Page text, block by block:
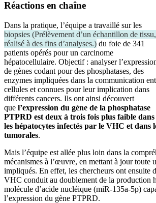
Réactions en chaîne
Dans la pratique, l’équipe a travaillé sur les
biopsies (Prélèvement d’un échantillon de tissu,
réalisé à des fins d’analyses.) du foie de 341
patients opérés pour un carcinome
hépatocellulaire. Objectif : analyser
de gènes codant pour des phosphatases, des
enzymes impliquées dans la communication
cellules et connues pour leur implication dans
différents cancers. Ils ont ainsi découvert
que l’expression du gène de la phosphatase
PTPRD est deux à trois fois plus faible dans
les hépatocytes infectés par le VHC et dans
tumorales.
Mais l’équipe est allée plus loin dans la
mécanismes à l’œuvre, en mettant à jour toute
impliqués. En effet, les chercheurs ont ensuite
VHC conduit au doublement de la production
molécule d’acide nucléique (miR-135a-5p)
l’expression du gène PTPRD.